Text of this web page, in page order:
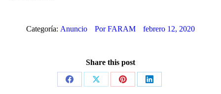
Categoría: Anuncio PorFARAM febrero 12, 2020
Share this post
Share
Share
Share
Share